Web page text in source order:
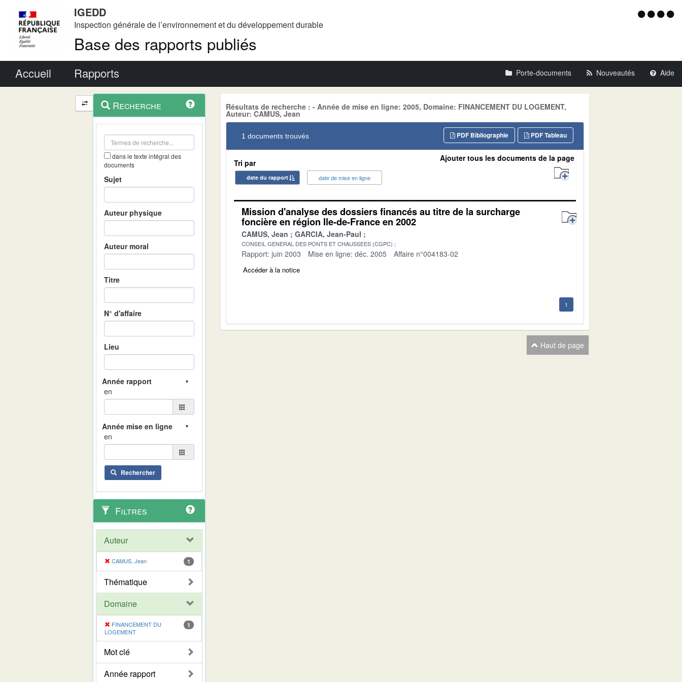
IGEDD
Inspection générale de l’environnement et du développement durable
Base des rapports publiés
Menu
Accueil Rapports Porte-documents Nouveautés Aide
Navigation
et
outils
contextuel
Recherche
dans le texte intégral des
documents
Sujet
Auteur physique
Auteur moral
Titre
N° d'affaire
Lieu
en
en
Rechercher
Filtres
Auteur
CAMUS, Jean 1
Thématique
Domaine
FINANCEMENT DU
LOGEMENT
1
Mot clé
Année rapport
Résultats de recherche : - Année de mise en ligne: 2005, Domaine: FINANCEMENT DU LOGEMENT,
Auteur: CAMUS, Jean
1 documents trouvés PDF Tableau
PDF Bibliographie
Tri par
date du rapport date de mise en ligne
Ajouter tous les documents de la page
Mission d'analyse des dossiers financés au titre de la surcharge
foncière en région Ile-de-France en 2002
CAMUS, Jean GARCIA, Jean-Paul
CONSEIL GENERAL DES PONTS ET CHAUSSEES (CGPC)
Rapport: juin 2003 Mise en ligne: déc. 2005 Affaire n°004183-02
Accéder à la notice
1
Haut de page